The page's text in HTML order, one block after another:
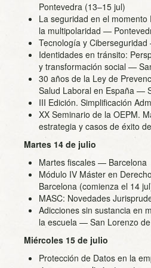
Pontevedra (13–15 jul)
La seguridad en el
la multipolaridad —
Tecnología y
Identidades en tránsito:
y transformación social —
30 años de la Ley de
Salud Laboral en España —
III Edición. Simplificación
XX Seminario de la OEPM.
estrategia y casos de éxito
Martes 14 de julio
Martes fiscales — Barcelona
Módulo IV Máster en
Barcelona (comienza el 14
MASC: Novedades
Adicciones sin sustancia en
la escuela — San Lorenzo
Miércoles 15 de julio
Protección de Datos en la